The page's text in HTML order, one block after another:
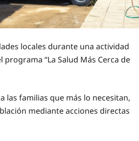
locales durante una actividad
“La Salud Más Cerca de
las familias que más lo necesitan,
mediante acciones directas